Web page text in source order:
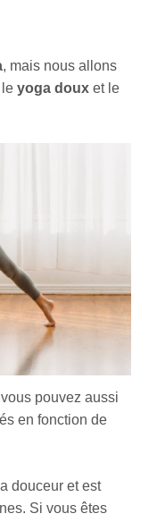
, mais nous allons
leyoga doux et le
pouvez aussi
en fonction de
douceur et est
Si vous êtes